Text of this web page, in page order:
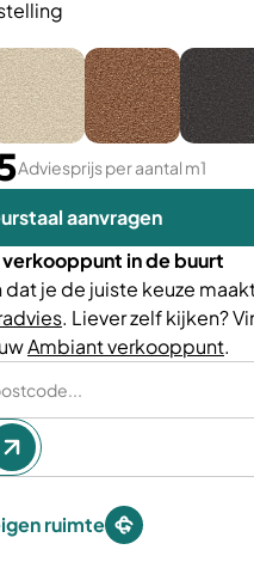
Adviesprijs per aantal m1
aanvragen
verkooppunt in de buurt
je de juiste keuze
. Liever zelf kijken?
Ambiant verkooppunt.
ruimte